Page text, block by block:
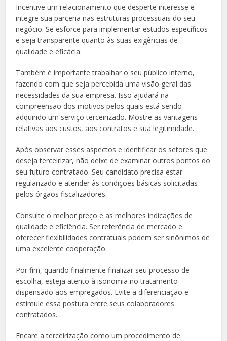
Incentive um relacionamento que desperte interesse e
integre sua parceria nas estruturas processuais do seu
negócio. Se esforce para implementar estudos específicos
e seja transparente quanto às suas exigências de
qualidade e eficácia.
Também é importante trabalhar o seu público interno,
fazendo com que seja percebida uma visão geral das
necessidades da sua empresa. Isso ajudará na
compreensão dos motivos pelos quais está sendo
adquirido um serviço terceirizado. Mostre as vantagens
relativas aos custos, aos contratos e sua legitimidade.
Após observar esses aspectos e identificar os setores que
deseja terceirizar, não deixe de examinar outros pontos do
seu futuro contratado. Seu candidato precisa estar
regularizado e atender às condições básicas solicitadas
pelos órgãos fiscalizadores.
Consulte o melhor preço e as melhores indicações de
qualidade e eficiência. Ser referência de mercado e
oferecer flexibilidades contratuais podem ser sinônimos de
uma excelente cooperação.
Por fim, quando finalmente finalizar seu processo de
escolha, esteja atento à isonomia no tratamento
dispensado aos empregados. Evite a diferenciação e
estimule essa postura entre seus colaboradores
contratados.
Encare a terceirização como um procedimento de